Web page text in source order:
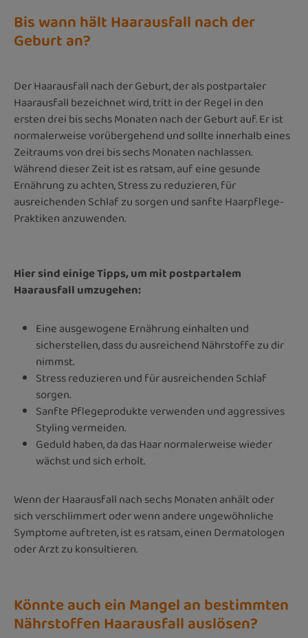
Bis wann hält Haarausfall nach der
Geburt an?
Der Haarausfall nach der Geburt, der als postpartaler
Haarausfall bezeichnet wird, tritt in der Regel in den
ersten drei bis sechs Monaten nach der Geburt auf. Er ist
normalerweise vorübergehend und sollte innerhalb eines
Zeitraums von drei bis sechs Monaten nachlassen.
Während dieser Zeit ist es ratsam, auf eine gesunde
Ernährung zu achten, Stress zu reduzieren, für
ausreichenden Schlaf zu sorgen und sanfte Haarpflege-
Praktiken anzuwenden.
Hier sind einige Tipps, um mit postpartalem
Haarausfall umzugehen:
Eine ausgewogene Ernährung einhalten und
sicherstellen, dass du ausreichend Nährstoffe zu dir
nimmst.
Stress reduzieren und für ausreichenden Schlaf
sorgen.
Sanfte Pflegeprodukte verwenden und aggressives
Styling vermeiden.
Geduld haben, da das Haar normalerweise wieder
wächst und sich erholt.
Wenn der Haarausfall nach sechs Monaten anhält oder
sich verschlimmert oder wenn andere ungewöhnliche
Symptome auftreten, ist es ratsam, einen Dermatologen
oder Arzt zu konsultieren.
Könnte auch ein Mangel an bestimmten
Nährstoffen Haarausfall auslösen?